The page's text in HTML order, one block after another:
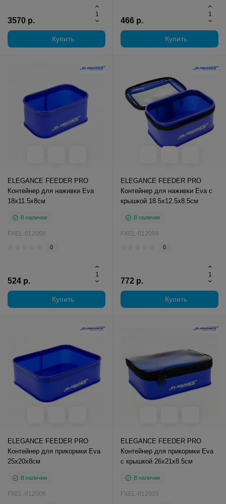
3570 р.
Купить
466 р.
Купить
ELEGANCE FEEDER PRO
Контейнер для наживки Eva
18х11.5х8см
В наличии
FXEL-012008
0
524 р.
Купить
ELEGANCE FEEDER PRO
Контейнер для наживки Eva с
крышкой 18.5х12.5х8.5см
В наличии
FXEL-012009
0
772 р.
Купить
ELEGANCE FEEDER PRO
Контейнер для прикормки Eva
25х20х8см
В наличии
FXEL-012006
ELEGANCE FEEDER PRO
Контейнер для прикормки Eva
с крышкой 26х21х8.5см
В наличии
FXEL-012005